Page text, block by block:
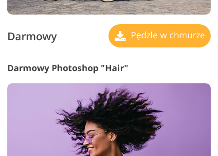
Darmowy Pędzle w chmurze
Darmowy Photoshop "Hair"